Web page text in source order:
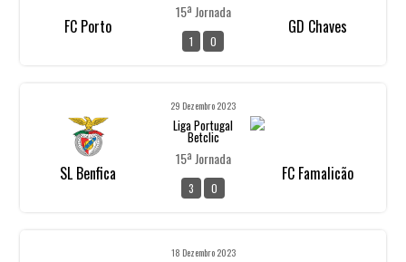
FC Porto
15ª Jornada
1 0
GD Chaves
SL Benfica
29 Dezembro 2023
Liga Portugal
Betclic
15ª Jornada
3 0
FC Famalicão
18 Dezembro 2023